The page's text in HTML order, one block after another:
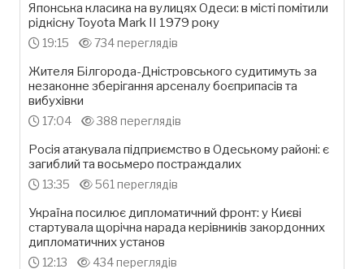
Японська класика на вулицях Одеси: в місті помітили
рідкісну Toyota Mark II 1979 року
19:15 734 переглядів
Жителя Білгорода-Дністровського судитимуть за
незаконне зберігання арсеналу боєприпасів та
вибухівки
17:04 388 переглядів
Росія атакувала підприємство в Одеському районі: є
загиблий та восьмеро постраждалих
13:35 561 переглядів
Україна посилює дипломатичний фронт: у Києві
стартувала щорічна нарада керівників закордонних
дипломатичних установ
12:13 434 переглядів